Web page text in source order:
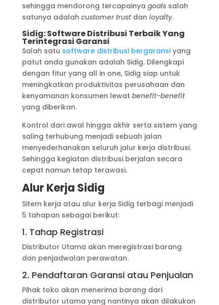
sehingga mendorong tercapainya goalssalah
satunya adalah customer trust dan loyalty.
Sidig: Software Distribusi Terbaik Yang
Terintegrasi Garansi
Salah satu software distribusi bergaransi yang
patut anda gunakan adalah Sidig. Dilengkapi
dengan fitur yang all in one, Sidig siap untuk
meningkatkan produktivitas perusahaan dan
kenyamanan konsumen lewat benefit-benefit
yang diberikan.
Kontrol dari awal hingga akhir serta sistem yang
saling terhubung menjadi sebuah jalan
menyederhanakan seluruh jalur kerja distribusi.
Sehingga kegiatan distribusi berjalan secara
cepat namun tetap terawasi.
Alur Kerja Sidig
Sitem kerja atau alur kerja Sidig terbagi menjadi
5 tahapan sebagai berikut:
1. Tahap Registrasi
Distributor Utama akan meregistrasi barang
dan penjadwalan perawatan.
2. Pendaftaran Garansi atau Penjualan
Pihak toko akan menerima barang dari
distributor utama yang nantinya akan dilakukan